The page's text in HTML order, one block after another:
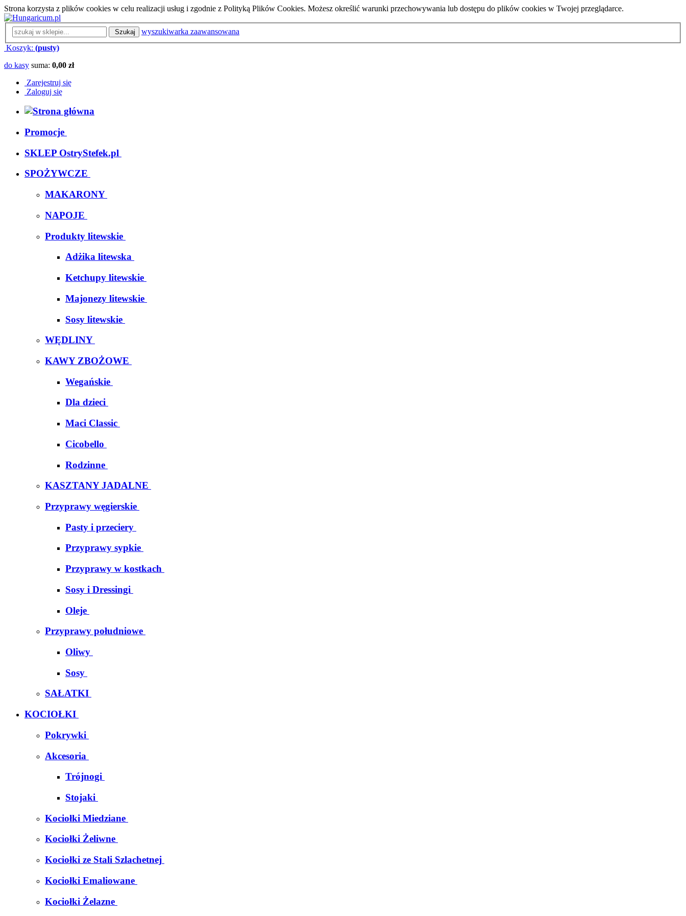
Strona korzysta z plików cookies w celu realizacji usług i zgodnie z Polityką Plików Cookies. Możesz określić warunki przechowywania lub dostępu do plików cookies w Twojej przeglądarce.
Szukaj
wyszukiwarka zaawansowana
Koszyk: (pusty)
do kasy suma: 0,00 zł
Zarejestruj się
Zaloguj się
Promocje
SKLEP OstryStefek.pl
SPOŻYWCZE
MAKARONY
NAPOJE
Produkty litewskie
Adżika litewska
Ketchupy litewskie
Majonezy litewskie
Sosy litewskie
WĘDLINY
KAWY ZBOŻOWE
Wegańskie
Dla dzieci
Maci Classic
Cicobello
Rodzinne
KASZTANY JADALNE
Przyprawy węgierskie
Pasty i przeciery
Przyprawy sypkie
Przyprawy w kostkach
Sosy i Dressingi
Oleje
Przyprawy południowe
Oliwy
Sosy
SAŁATKI
KOCIOŁKI
Pokrywki
Akcesoria
Trójnogi
Stojaki
Kociołki Miedziane
Kociołki Żeliwne
Kociołki ze Stali Szlachetnej
Kociołki Emaliowane
Kociołki Żelazne